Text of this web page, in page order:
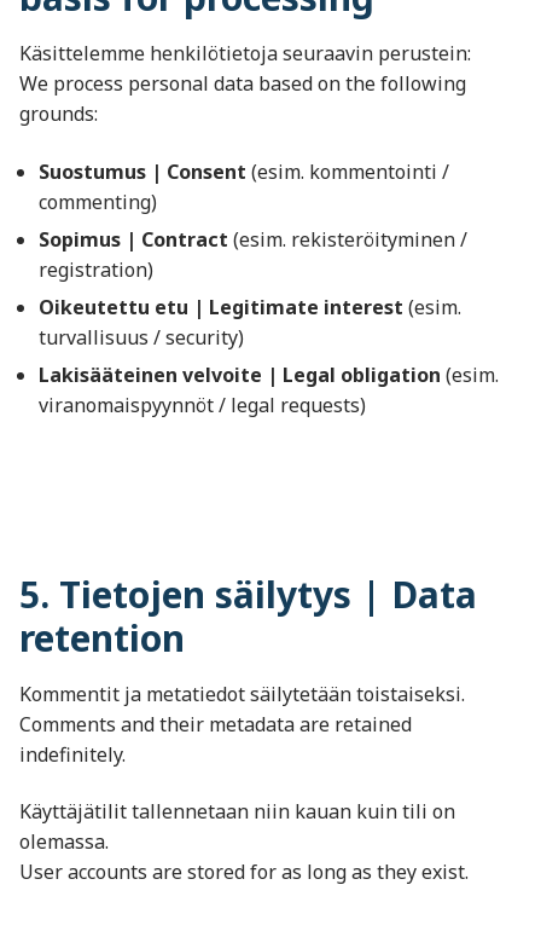
Käsittelemme henkilötietoja seuraavin perustein:
We process personal data based on the following
grounds:
Suostumus | Consent (esim. kommentointi /
commenting)
Sopimus | Contract (esim. rekisteröityminen /
registration)
Oikeutettu etu | Legitimate interest (esim.
turvallisuus / security)
Lakisääteinen velvoite | Legal obligation (esim.
viranomaispyynnöt / legal requests)
5. Tietojen säilytys | Data
retention
Kommentit ja metatiedot säilytetään toistaiseksi.
Comments and their metadata are retained
indefinitely.
Käyttäjätilit tallennetaan niin kauan kuin tili on
olemassa.
User accounts are stored for as long as they exist.